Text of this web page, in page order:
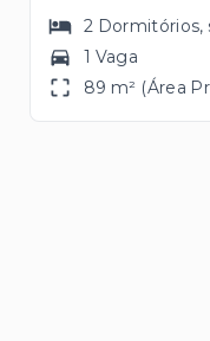
2 Dormitórios,
1 Vaga
89 m² (Área